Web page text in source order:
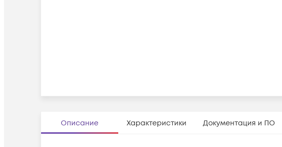
Описание Характеристики Документация и ПО